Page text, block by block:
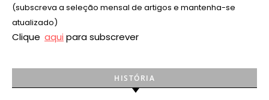
(subscreva a seleção mensal de artigos e mantenha-se
atualizado)
Clique aqui para subscrever
HISTÓRIA